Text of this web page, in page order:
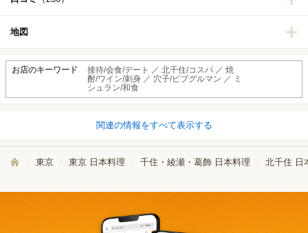
地図
お店のキーワード
接待/会食/デート ／ 北千住/コスパ ／ 焼
酎/ワイン/刺身 ／ 穴子/ビブグルマン ／ ミ
シュラン/和食
関連の情報をすべて表示する
東京 東京 日本料理 千住・綾瀬・葛飾 日本料理 北千住 日